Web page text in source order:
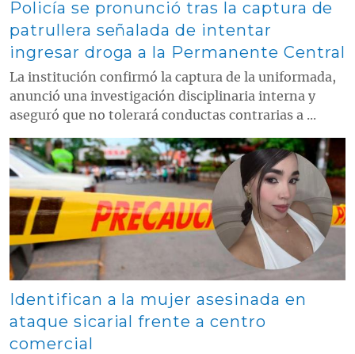
Policía se pronunció tras la captura de
patrullera señalada de intentar
ingresar droga a la Permanente Central
La institución confirmó la captura de la uniformada,
anunció una investigación disciplinaria interna y
aseguró que no tolerará conductas contrarias a ...
Contenido multimedia principal
Identifican a la mujer asesinada en
ataque sicarial frente a centro
comercial